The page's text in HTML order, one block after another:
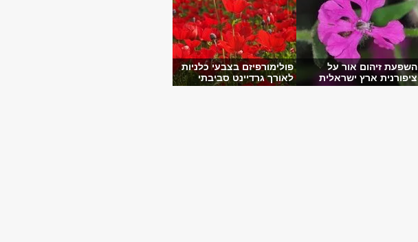
השפעת זיהום אור על
ציפורנית ארץ ישראלית
פולימורפיזם בצבעי כלניות
לאורך גרדיינט סביבתי